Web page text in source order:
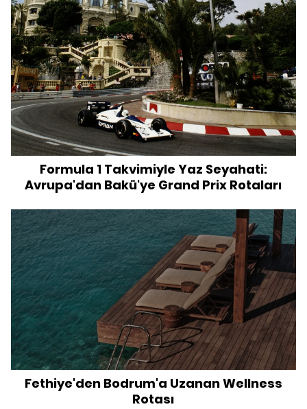
Formula 1 Takvimiyle Yaz Seyahati:
Avrupa'dan Bakü'ye Grand Prix Rotaları
Fethiye'den Bodrum'a Uzanan Wellness
Rotası